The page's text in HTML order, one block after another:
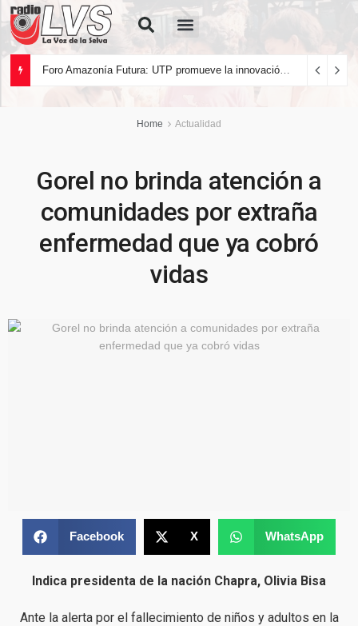
Home Actualidad
Gorel no brinda atención a
comunidades por extraña
enfermedad que ya cobró
vidas
Facebook X WhatsApp
Indica presidenta de la nación Chapra, Olivia Bisa
Ante la alerta por el fallecimiento de niños y adultos en la